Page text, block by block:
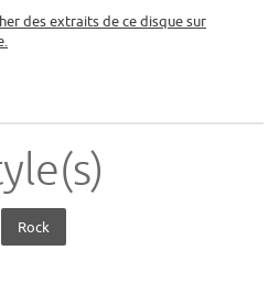
des extraits de ce disque sur
Rock